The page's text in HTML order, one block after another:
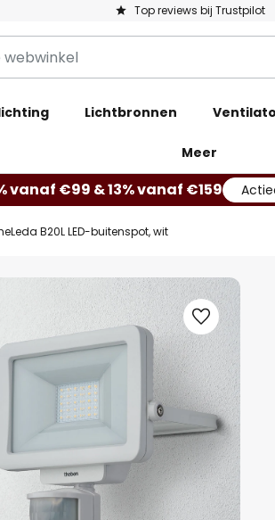
Top reviews bij Trustpilot
Lichtbronnen
Meer
vanaf €99 & 13% vanaf €159
B20L LED-buitenspot, wit